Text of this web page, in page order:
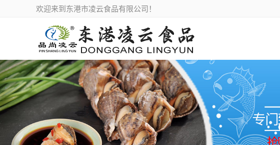
欢迎来到东港市凌云食品有限公司！